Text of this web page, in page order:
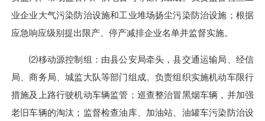
业企业大气污染防治设施和工业堆场扬尘污染防治设施；根据
应急响应级别提出限产、停产减排企业名单并监督实施。
⑵移动源控制组：由县公安局牵头，县交通运输局、经信
局、商务局、城监大队等部门组成。负责组织实施机动车限行
措施及上路行驶机动车辆监管；巡查整治冒黑烟车辆，并加强
老旧车辆的淘汰；监督检查油库、加油站、油罐车污染防治设